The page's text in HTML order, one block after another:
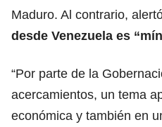
Maduro. Al contrario,
desde Venezuela es
“Por parte de la
acercamientos, un tema
económica y también en